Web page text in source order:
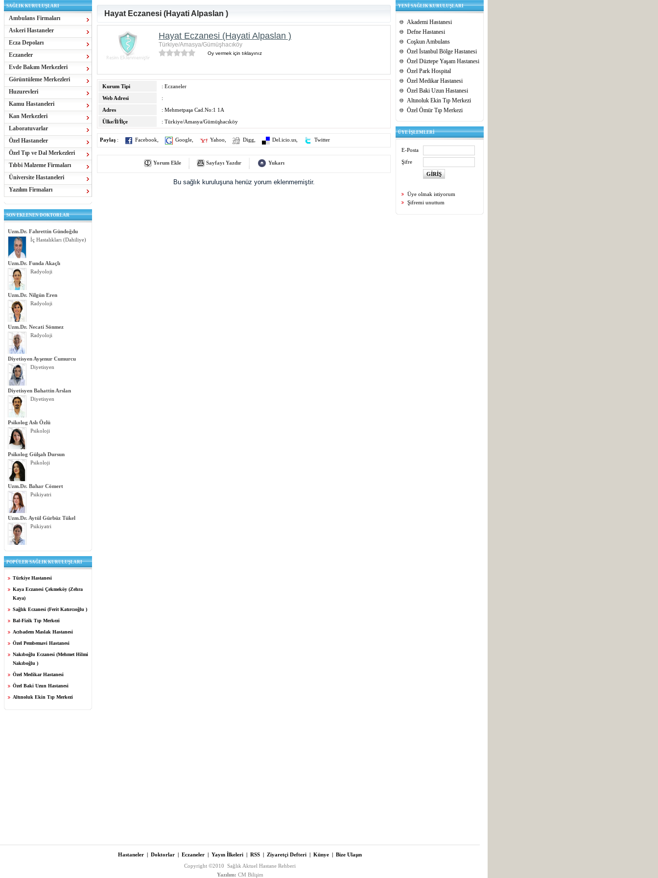
SAĞLIK KURULUŞLARI
Ambulans Firmaları
Askeri Hastaneler
Ecza Depoları
Eczaneler
Evde Bakım Merkezleri
Görüntüleme Merkezleri
Huzurevleri
Kamu Hastaneleri
Kan Merkezleri
Laboratuvarlar
Özel Hastaneler
Özel Tıp ve Dal Merkezleri
Tıbbi Malzeme Firmaları
Üniversite Hastaneleri
Yazılım Firmaları
SON EKLENEN DOKTORLAR
Uzm.Dr. Fahrettin Gündoğdu
İç Hastalıkları (Dahiliye)
Uzm.Dr. Funda Akaçlı
Radyoloji
Uzm.Dr. Nilgün Eren
Radyoloji
Uzm.Dr. Necati Sönmez
Radyoloji
Diyetisyen Ayşenur Cumurcu
Diyetisyen
Diyetisyen Bahattin Arslan
Diyetisyen
Psikolog Aslı Özlü
Psikoloji
Psikolog Gülşah Dursun
Psikoloji
Uzm.Dr. Bahar Cömert
Psikiyatri
Uzm.Dr. Aytül Gürbüz Tükel
Psikiyatri
POPÜLER SAĞLIK KURULUŞLARI
Türkiye Hastanesi
Kaya Eczanesi Çekmeköy (Zehra
Kaya)
Sağlık Eczanesi (Ferit Katırcıoğlu )
Bal-Fizik Tıp Merkezi
Acıbadem Maslak Hastanesi
Özel Pembemavi Hastanesi
Nakıboğlu Eczanesi (Mehmet Hilmi
Nakıboğlu )
Özel Medikar Hastanesi
Özel Baki Uzun Hastanesi
Altınoluk Ekin Tıp Merkezi
Hayat Eczanesi (Hayati Alpaslan )
Hayat Eczanesi (Hayati Alpaslan )
Türkiye/Amasya/Gümüşhacıköy
Oy vermek için tıklayınız
Kurum Tipi
: Eczaneler
Web Adresi
:
Adres
: Mehmetpaşa Cad.No:1 1A
Ülke/İl/İlçe
: Türkiye/Amasya/Gümüşhacıköy
Paylaş : Facebook Google Yahoo Digg Del.icio.us Twitter
Yorum Ekle Sayfayı Yazdır Yukarı
Bu sağlık kuruluşuna henüz yorum eklenmemiştir.
YENİ SAĞLIK KURULUŞLARI
Akademi Hastanesi
Defne Hastanesi
Coşkun Ambulans
Özel İstanbul Bölge Hastanesi
Özel Düztepe Yaşam Hastanesi
Özel Park Hospital
Özel Medikar Hastanesi
Özel Baki Uzun Hastanesi
Altınoluk Ekin Tıp Merkezi
Özel Ömür Tıp Merkezi
ÜYE İŞLEMLERİ
E-Posta
Şifre
Üye olmak istiyorum
Şifremi unuttum
Hastaneler | Doktorlar | Eczaneler | Yayın İlkeleri | RSS | Ziyaretçi Defteri | Künye | Bize Ulaşın
Copyright ©2010 Sağlık Aktuel Hastane Rehberi
Yazılım: CM Bilişim